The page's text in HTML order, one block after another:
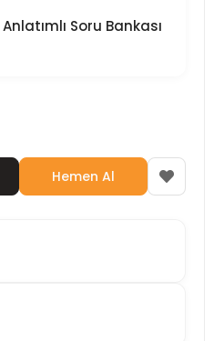
Soru Bankası
Hemen Al